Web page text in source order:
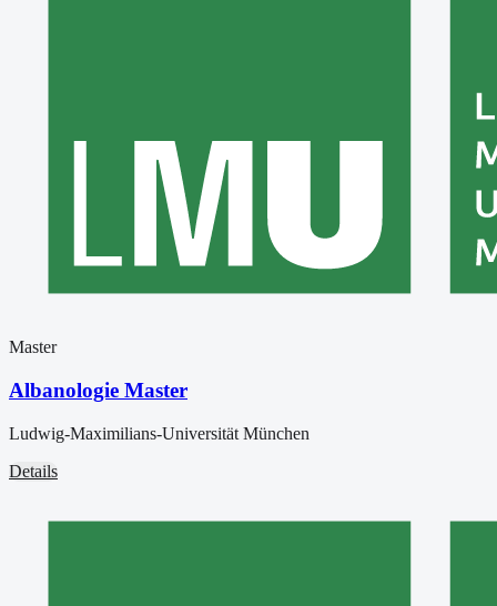
Master
Albanologie Master
Ludwig-Maximilians-Universität München
Details